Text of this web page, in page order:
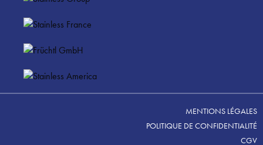
MENTIONS LÉGALES
POLITIQUE DE CONFIDENTIALITÉ
CGV